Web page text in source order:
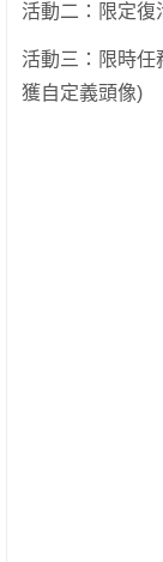
活動二：限定復
活動三：限時任
獲自定義頭像)